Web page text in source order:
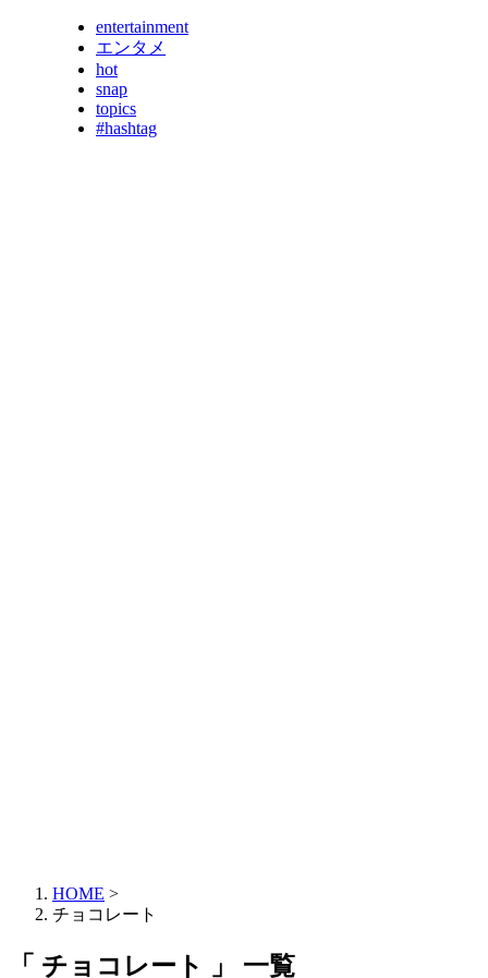
entertainment
エンタメ
hot
snap
topics
#hashtag
HOME >
チョコレート
「 チョコレート 」 一覧